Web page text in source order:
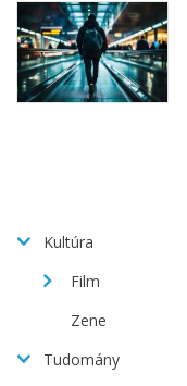
Kultúra
Film
Zene
Tudomány